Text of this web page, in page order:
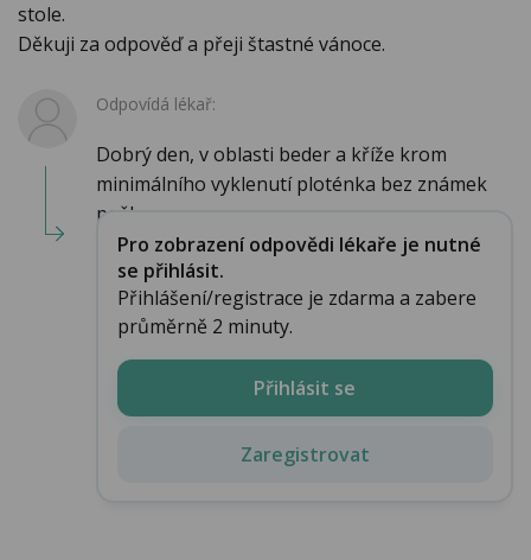
stole.
Děkuji za odpověď a přeji štastné vánoce.
Odpovídá lékař:
Dobrý den, v oblasti beder a kříže krom
minimálního vyklenutí ploténka bez známek
poškozen...
Pro zobrazení odpovědi lékaře je nutné
se přihlásit.
Přihlášení/registrace je zdarma a zabere
průměrně 2 minuty.
Přihlásit se
Zaregistrovat